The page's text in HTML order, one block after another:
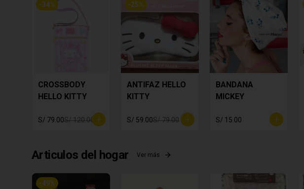
-34%
CROSSBODY
HELLO KITTY
S/ 79.00S/ 120.00
-25%
ANTIFAZ HELLO
KITTY
S/ 59.00S/ 79.00
BANDANA
MICKEY
S/ 15.00
Articulos del hogar Ver más
-49%